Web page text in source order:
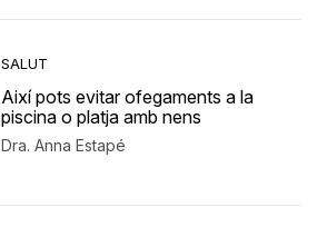
SALUT
Així pots evitar ofegaments a la
piscina o platja amb nens
Dra. Anna Estapé